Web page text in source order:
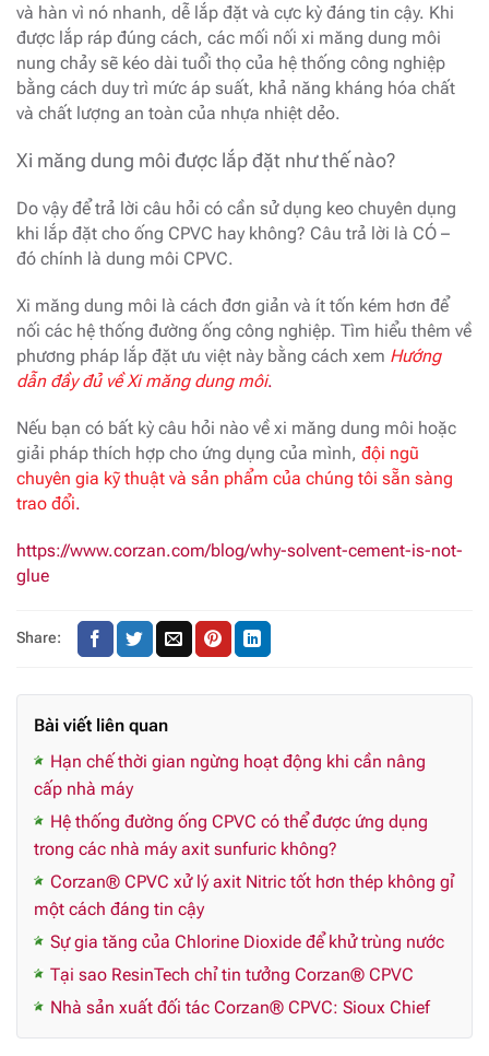
và hàn vì nó nhanh, dễ lắp đặt và cực kỳ đáng tin cậy. Khi
được lắp ráp đúng cách, các mối nối xi măng dung môi
nung chảy sẽ kéo dài tuổi thọ của hệ thống công nghiệp
bằng cách duy trì mức áp suất, khả năng kháng hóa chất
và chất lượng an toàn của nhựa nhiệt dẻo.
Xi măng dung môi được lắp đặt như thế nào?
Do vậy để trả lời câu hỏi có cần sử dụng keo chuyên dụng
khi lắp đặt cho ống CPVC hay không? Câu trả lời là CÓ –
đó chính là dung môi CPVC.
Xi măng dung môi là cách đơn giản và ít tốn kém hơn để
nối các hệ thống đường ống công nghiệp. Tìm hiểu thêm về
phương pháp lắp đặt ưu việt này bằng cách xem Hướng
dẫn đầy đủ về Xi măng dung môi.
Nếu bạn có bất kỳ câu hỏi nào về xi măng dung môi hoặc
giải pháp thích hợp cho ứng dụng của mình, đội ngũ
chuyên gia kỹ thuật và sản phẩm của chúng tôi sẵn sàng
trao đổi.
https://www.corzan.com/blog/why-solvent-cement-is-not-
glue
Share:
Bài viết liên quan
Hạn chế thời gian ngừng hoạt động khi cần nâng
cấp nhà máy
Hệ thống đường ống CPVC có thể được ứng dụng
trong các nhà máy axit sunfuric không?
Corzan® CPVC xử lý axit Nitric tốt hơn thép không gỉ
một cách đáng tin cậy
Sự gia tăng của Chlorine Dioxide để khử trùng nước
Tại sao ResinTech chỉ tin tưởng Corzan® CPVC
Nhà sản xuất đối tác Corzan® CPVC: Sioux Chief